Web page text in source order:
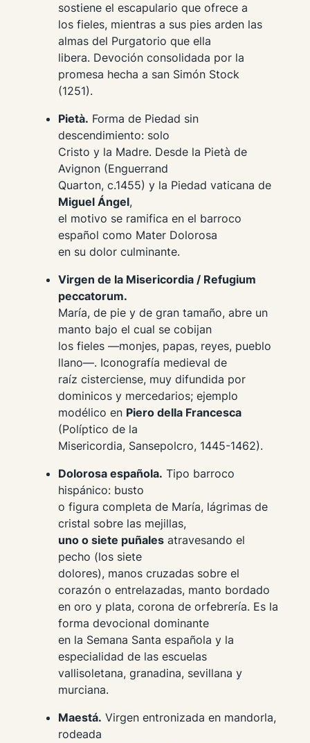
sostiene el escapulario que ofrece a
los fieles, mientras a sus pies arden las
almas del Purgatorio que ella
libera. Devoción consolidada por la
promesa hecha a san Simón Stock
(1251).
Pietà. Forma de Piedad sin
descendimiento: solo
Cristo y la Madre. Desde la Pietà de
Avignon(Enguerrand
Quarton, c.1455) y la Piedad vaticana de
Miguel Ángel,
el motivo se ramifica en el barroco
español como Mater Dolorosa
en su dolor culminante.
Virgen de la Misericordia / Refugium
peccatorum.
María, de pie y de gran tamaño, abre un
manto bajo el cual se cobijan
los fieles —monjes, papas, reyes, pueblo
llano—. Iconografía medieval de
raíz cisterciense, muy difundida por
dominicos y mercedarios; ejemplo
modélico en Piero della Francesca
(Políptico de la
Misericordia, Sansepolcro, 1445-1462).
Dolorosa española. Tipo barroco
hispánico: busto
o figura completa de María, lágrimas de
cristal sobre las mejillas,
uno o siete puñalesatravesando el
pecho (los siete
dolores), manos cruzadas sobre el
corazón o entrelazadas, manto bordado
en oro y plata, corona de orfebrería. Es la
forma devocional dominante
en la Semana Santa española y la
especialidad de las escuelas
vallisoletana, granadina, sevillana y
murciana.
Maestá. Virgen entronizada en mandorla,
rodeada